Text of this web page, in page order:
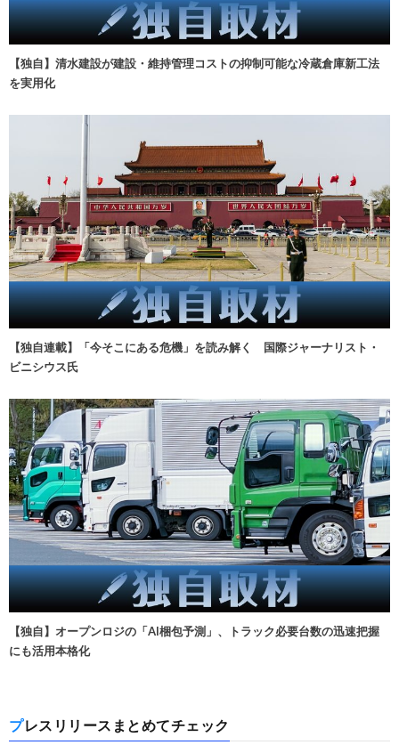
【独自】清水建設が建設・維持管理コストの抑制可能な冷蔵倉庫新工法
を実用化
【独自連載】「今そこにある危機」を読み解く 国際ジャーナリスト・
ビニシウス氏
【独自】オープンロジの「AI梱包予測」、トラック必要台数の迅速把握
にも活用本格化
プレスリリースまとめてチェック